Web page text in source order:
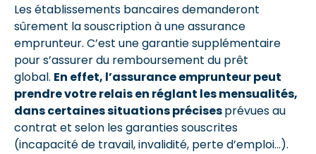
Les établissements bancaires demanderont
sûrement la souscription à une assurance
emprunteur. C’est une garantie supplémentaire
pour s’assurer du remboursement du prêt
global. En effet, l’assurance emprunteur peut
prendre votre relais en réglant les mensualités,
dans certaines situations précisesprévues au
contrat et selon les garanties souscrites
(incapacité de travail, invalidité, perte d’emploi…).